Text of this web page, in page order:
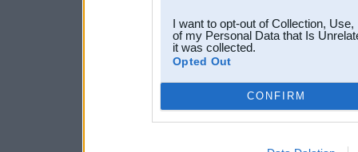
I want to opt-out of Collection,
of my Personal Data that Is
it was collected.
Opted Out
CONFIRM